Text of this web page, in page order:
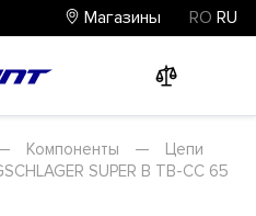
Магазины RO RU
Компоненты —
Цепи
SUPER B TB-CC 65